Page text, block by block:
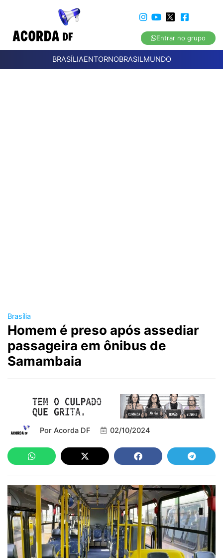
Entrar no grupo
BRASÍLIAENTORNOBRASILMUNDO
Brasília
Homem é preso após assediar
passageira em ônibus de
Samambaia
Por Acorda DF 02/10/2024